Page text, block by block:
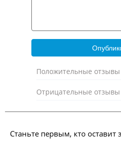
Положительные отзывы
Отрицательные отзывы
Станьте первым, кто оставит